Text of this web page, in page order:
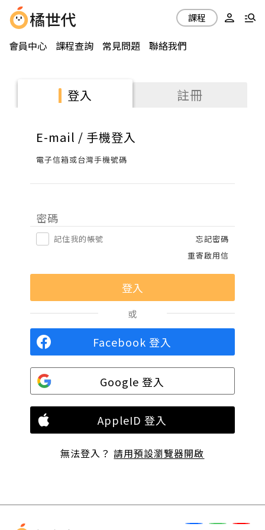
會員中心 課程查詢 常見問題 聯絡我們
課程
登入 註冊
E-mail / 手機登入
電子信箱或台灣手機號碼
密碼
記住我的帳號
忘記密碼
重寄啟用信
或
Facebook 登入
Google 登入
AppleID 登入
無法登入？請用預設瀏覽器開啟